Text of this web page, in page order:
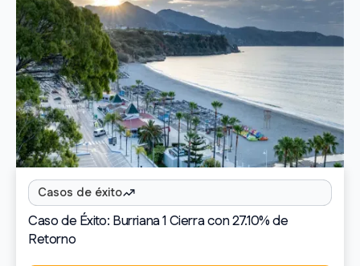
Casos de éxito
Caso de Éxito: Burriana 1 Cierra con 27.10% de
Retorno